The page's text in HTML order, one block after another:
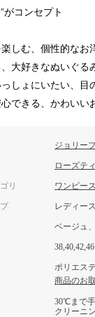
がコンセプト
しむ、個性的なお
大好きなぬいぐる
しょにいたい、目
できる、かわいい
ジョリー
ローズテ
リ ワンピー
レディース
ベージュ
38,40,42,46
ポリエス
商品のお
30℃まで
クリーニ